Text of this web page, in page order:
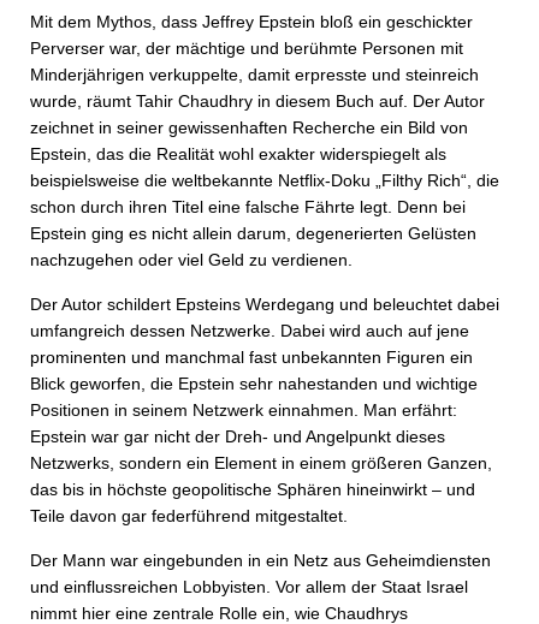
Mit dem Mythos, dass Jeffrey Epstein bloß ein geschickter
Perverser war, der mächtige und berühmte Personen mit
Minderjährigen verkuppelte, damit erpresste und steinreich
wurde, räumt Tahir Chaudhry in diesem Buch auf. Der Autor
zeichnet in seiner gewissenhaften Recherche ein Bild von
Epstein, das die Realität wohl exakter widerspiegelt als
beispielsweise die weltbekannte Netflix-Doku „Filthy Rich“, die
schon durch ihren Titel eine falsche Fährte legt. Denn bei
Epstein ging es nicht allein darum, degenerierten Gelüsten
nachzugehen oder viel Geld zu verdienen.
Der Autor schildert Epsteins Werdegang und beleuchtet dabei
umfangreich dessen Netzwerke. Dabei wird auch auf jene
prominenten und manchmal fast unbekannten Figuren ein
Blick geworfen, die Epstein sehr nahestanden und wichtige
Positionen in seinem Netzwerk einnahmen. Man erfährt:
Epstein war gar nicht der Dreh- und Angelpunkt dieses
Netzwerks, sondern ein Element in einem größeren Ganzen,
das bis in höchste geopolitische Sphären hineinwirkt – und
Teile davon gar federführend mitgestaltet.
Der Mann war eingebunden in ein Netz aus Geheimdiensten
und einflussreichen Lobbyisten. Vor allem der Staat Israel
nimmt hier eine zentrale Rolle ein, wie Chaudhrys